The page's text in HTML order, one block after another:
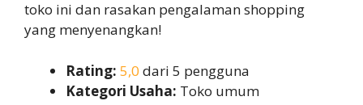
toko ini dan rasakan pengalaman shopping
yang menyenangkan!
Rating: 5,0 dari 5 pengguna
Kategori Usaha: Toko umum